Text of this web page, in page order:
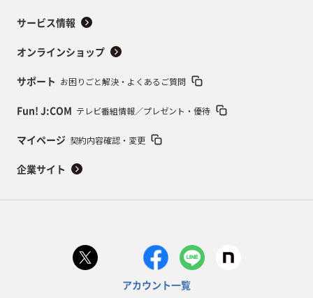
サービス情報
オンラインショップ
サポート お困りごと解決・よくあるご質問
Fun! J:COM テレビ番組情報／プレゼント・優待
マイページ 契約内容確認・変更
企業サイト
アカウント一覧